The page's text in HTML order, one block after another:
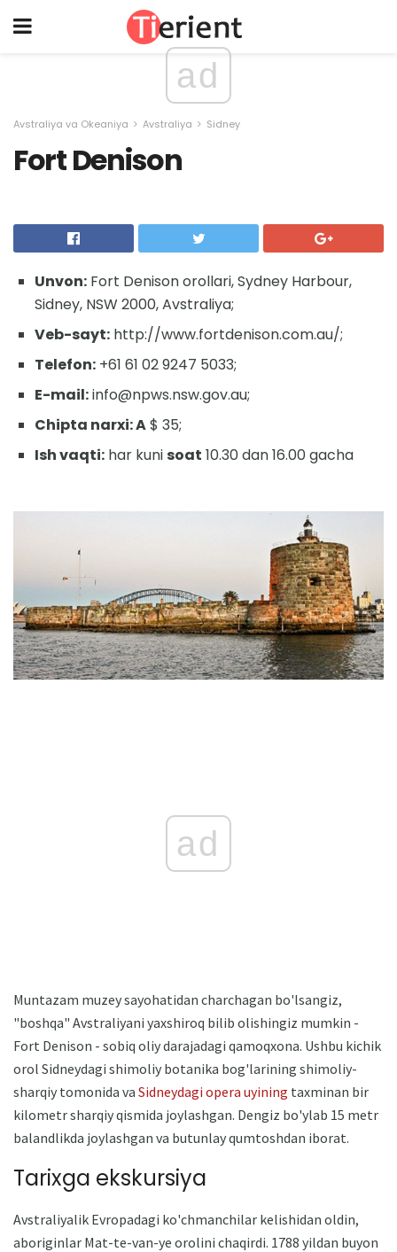
ad
Avstraliya va Okeaniya Avstraliya Sidney
Fort Denison
Unvon: Fort Denison orollari, Sydney Harbour,
Sidney, NSW 2000, Avstraliya;
Veb-sayt: http://www.fortdenison.com.au/;
Telefon: +61 61 02 9247 5033;
E-mail:info@npws.nsw.gov.au;
Chipta narxi: A$ 35;
Ish vaqti: har kuni soat 10.30 dan 16.00 gacha
ad
Muntazam muzey sayohatidan charchagan bo'lsangiz,
"boshqa" Avstraliyani yaxshiroq bilib olishingiz mumkin -
Fort Denison - sobiq oliy darajadagi qamoqxona. Ushbu kichik
orol Sidneydagi shimoliy botanika bog'larining shimoliy-
sharqiy tomonida va Sidneydagi opera uyining taxminan bir
kilometr sharqiy qismida joylashgan. Dengiz bo'ylab 15 metr
balandlikda joylashgan va butunlay qumtoshdan iborat.
Tarixga ekskursiya
Avstraliyalik Evropadagi ko'chmanchilar kelishidan oldin,
aboriginlar Mat-te-van-ye orolini chaqirdi. 1788 yildan buyon